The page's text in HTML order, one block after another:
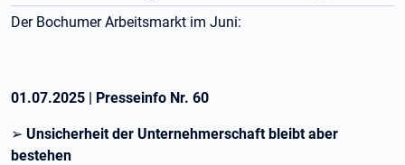
Der Bochumer Arbeitsmarkt im Juni:
01.07.2025 | Presseinfo Nr. 60
➢ Unsicherheit der Unternehmerschaft bleibt aber
bestehen